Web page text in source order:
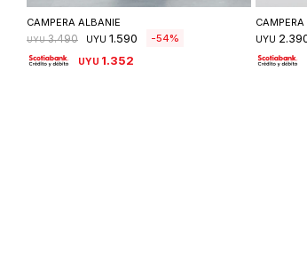
CAMPERA ALBANIE
UYU 3.490 UYU 1.590 54
UYU 1.352
UYU